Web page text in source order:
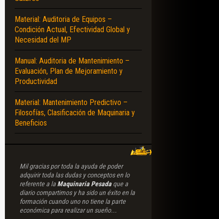
Material: Auditoria de Equipos –
Condición Actual, Efectividad Global y
Necesidad del MP
Manual: Auditoria de Mantenimiento –
Evaluación, Plan de Mejoramiento y
Productividad
Material: Mantenimiento Predictivo –
Filosofías, Clasificación de Maquinaria y
Beneficios
Mil gracias por toda la ayuda de poder
adquirir toda las dudas y conceptos en lo
referente a la Maquinaria Pesadaque a
diario compartimos y ha sido un éxito en la
formación cuando uno no tiene la parte
económica para realizar un sueño...